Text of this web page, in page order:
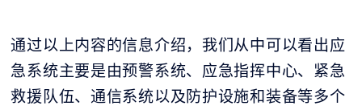
通过以上内容的信息介绍，我们从中可以看出应
急系统主要是由预警系统、应急指挥中心、紧急
救援队伍、通信系统以及防护设施和装备等多个